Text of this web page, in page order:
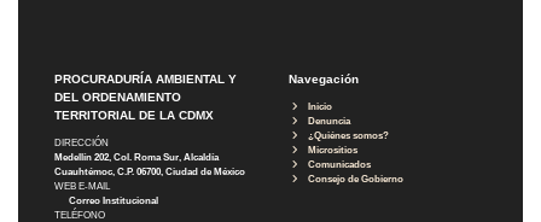
PROCURADURÍA AMBIENTAL Y
DEL ORDENAMIENTO
TERRITORIAL DE LA CDMX
DIRECCIÓN
Medellín 202, Col. Roma Sur, Alcaldía
Cuauhtémoc, C.P. 06700, Ciudad de México
WEB E-MAIL
Correo Institucional
TELÉFONO
Navegación
Inicio
Denuncia
¿Quiénes somos?
Micrositios
Comunicados
Consejo de Gobierno